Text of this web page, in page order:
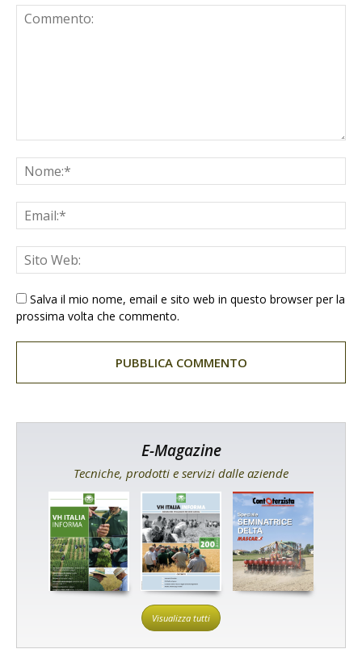
Salva il mio nome, email e sito web in questo browser per la
prossima volta che commento.
E-Magazine
Tecniche, prodotti e servizi dalle aziende
Visualizza tutti